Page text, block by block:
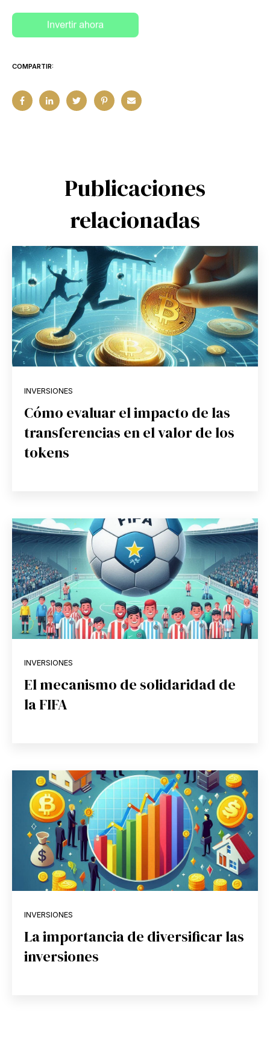
COMPARTIR:
Publicaciones
relacionadas
INVERSIONES
Cómo evaluar el impacto de las
transferencias en el valor de los
tokens
INVERSIONES
El mecanismo de solidaridad de
la FIFA
INVERSIONES
La importancia de diversificar las
inversiones